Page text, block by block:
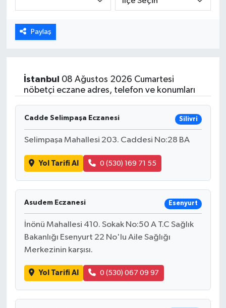
Paylaş
İstanbul
08 Ağustos 2026 Cumartesi
nöbetçi eczane adres, telefon ve konumları
Cadde Selimpaşa Eczanesi Silivri
Selimpaşa Mahallesi 203. Caddesi No:28 BA
Yol Tarifi Al 0 (530) 169 71 55
Asudem Eczanesi Esenyurt
İnönü Mahallesi 410. Sokak No:50 A T.C Sağlık
Bakanlığı Esenyurt 22 No'lu Aile Sağlığı
Merkezinin karşısı.
Yol Tarifi Al 0 (530) 067 09 97
Emet
Foto Galeri
Genel
Gündem
Hisarcık
İlçeler
Köşe Yazıları
Kültür Sanat